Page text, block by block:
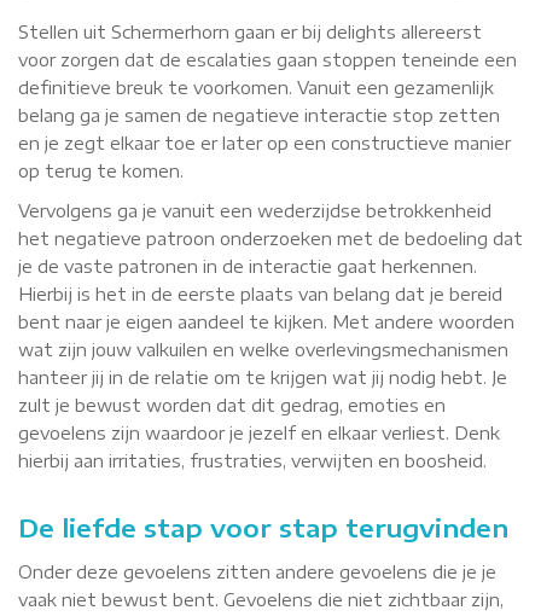
Stellen uit Schermerhorn gaan er bij delights allereerst
voor zorgen dat de escalaties gaan stoppen teneinde een
definitieve breuk te voorkomen. Vanuit een gezamenlijk
belang ga je samen de negatieve interactie stop zetten
en je zegt elkaar toe er later op een constructieve manier
op terug te komen.
Vervolgens ga je vanuit een wederzijdse betrokkenheid
het negatieve patroon onderzoeken met de bedoeling dat
je de vaste patronen in de interactie gaat herkennen.
Hierbij is het in de eerste plaats van belang dat je bereid
bent naar je eigen aandeel te kijken. Met andere woorden
wat zijn jouw valkuilen en welke overlevingsmechanismen
hanteer jij in de relatie om te krijgen wat jij nodig hebt. Je
zult je bewust worden dat dit gedrag, emoties en
gevoelens zijn waardoor je jezelf en elkaar verliest. Denk
hierbij aan irritaties, frustraties, verwijten en boosheid.
De liefde stap voor stap terugvinden
Onder deze gevoelens zitten andere gevoelens die je je
vaak niet bewust bent. Gevoelens die niet zichtbaar zijn,